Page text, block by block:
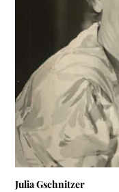
Julia Gschnitzer